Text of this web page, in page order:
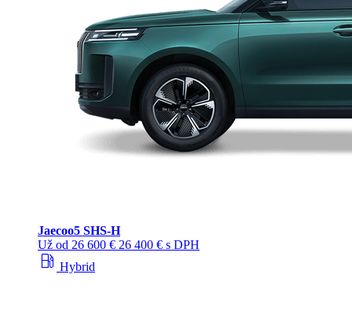
Jaecoo5 SHS-H
Už od 26 600 € 26 400 € s DPH
local_gas_station Hybrid